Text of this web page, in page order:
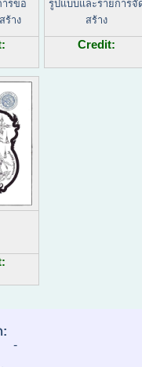
รขอ
ร้าง
รูปแบบและรายการจั
สร้าง
Credit:
:
-